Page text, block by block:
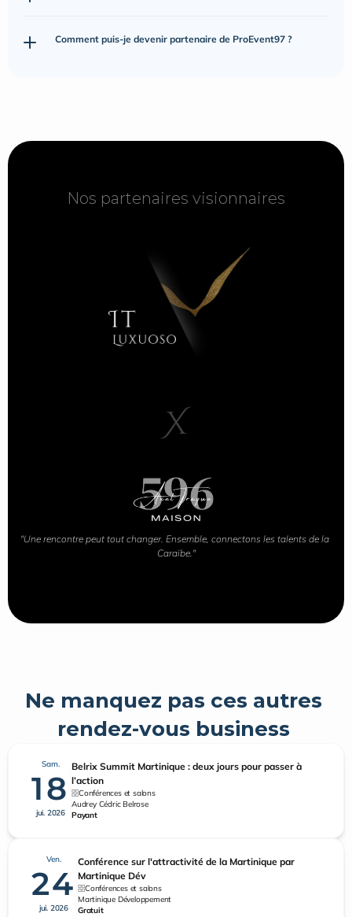
Comment puis-je devenir partenaire de ProEvent97 ?
Nos partenaires visionnaires
Nos partenaires visionnaires
X
"Une rencontre peut tout changer. Ensemble, connectons les talents de la
Caraïbe."
Ne manquez pas ces autres
rendez-vous business
Sam.
18
jui. 2026
Belrix Summit Martinique : deux jours pour passer à
l’action
Conférences et salons
Audrey Cédric Belrose
Payant
Ven.
24
jui. 2026
Conférence sur l'attractivité de la Martinique par
Martinique Dév
Conférences et salons
Martinique Développement
Gratuit